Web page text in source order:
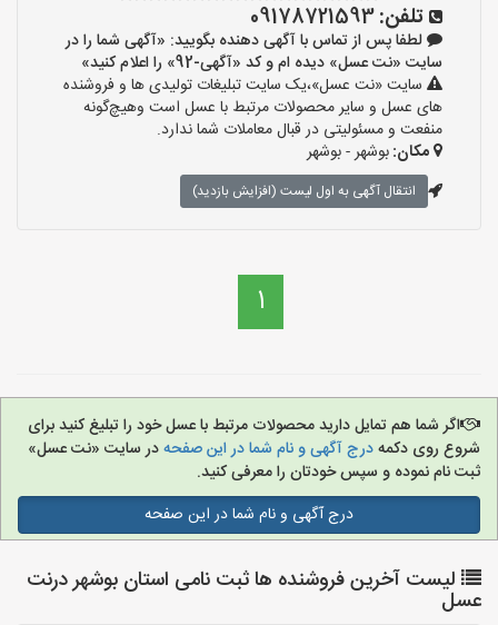
تلفن:09178721593
لطفا پس از تماس با آگهی دهنده بگویید: «آگهی شما را در
سایت «نت عسل» دیده ام و کد «آگهی-92» را اعلام کنید»
سایت «نت عسل»،یک سایت تبلیغات تولیدی ها و فروشنده
های عسل و سایر محصولات مرتبط با عسل است وهیچ‌گونه
منفعت و مسئولیتی در قبال معاملات شما ندارد.
مکان:بوشهر - بوشهر
انتقال آگهی به اول لیست (افزایش بازدید)
1
اگر شما هم تمایل دارید محصولات مرتبط با عسل خود را تبلیغ کنید برای
شروع روی دکمهدرج آگهی و نام شما در این صفحهدر سایت «نت عسل»
ثبت نام نموده و سپس خودتان را معرفی کنید.
درج آگهی و نام شما در این صفحه
لیست آخرین فروشنده ها ثبت نامی استان بوشهر درنت
عسل